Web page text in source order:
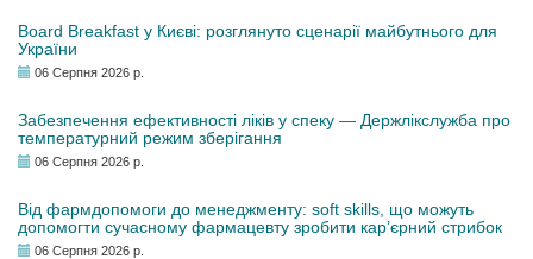
Board Breakfast у Києві: розглянуто сценарії майбутнього для
України
06 Серпня 2026 р.
Забезпечення ефективності ліків у спеку — Держлікслужба про
температурний режим зберігання
06 Серпня 2026 р.
Від фармдопомоги до менеджменту: soft skills, що можуть
допомогти сучасному фармацевту зробити кар’єрний стрибок
06 Серпня 2026 р.